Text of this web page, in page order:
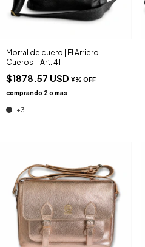
Morral de cuero | El Arriero
Cueros – Art. 411
$1878.57 USD
+3